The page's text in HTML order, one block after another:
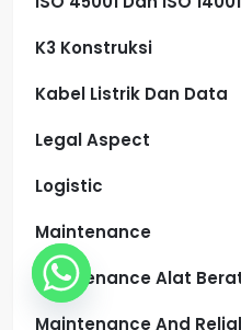
K3 Konstruksi
Kabel Listrik Dan Data
Legal Aspect
Logistic
Maintenance
Maintenance Alat
Maintenance And